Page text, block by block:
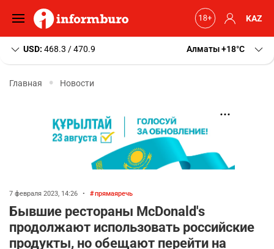
KAZ
USD: 468.3 / 470.9 Алматы+18 C
Главная Новости
7 февраля 2023, 14:26 • прямаяречь
Бывшие рестораны McDonald's
продолжают использовать российские
продукты, но обещают перейти на